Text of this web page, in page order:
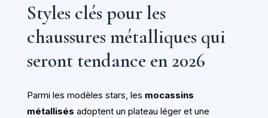
Styles clés pour les
chaussures métalliques qui
seront tendance en 2026
Parmi les modèles stars, les mocassins
métallisés adoptent un plateau léger et une